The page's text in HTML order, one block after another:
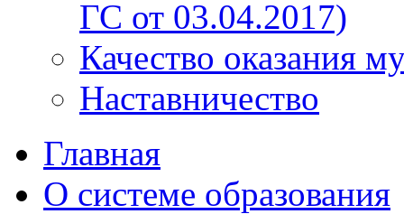
ГС от 03.04.2017)
Качество оказания
Наставничество
Главная
О системе образования